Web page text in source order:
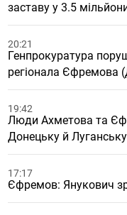
заставу у 3.5
20:21
Генпрокуратура
регіонала
19:42
Люди Ахметова та
Донецьку й
17:17
Єфремов: Янукович